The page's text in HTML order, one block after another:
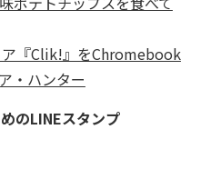
『Clik!』をChromebook
・ハンター
のLINEスタンプ